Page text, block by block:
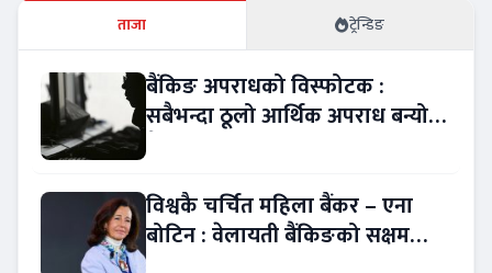
ताजा ट्रेन्डिङ
बैंकिङ अपराधको विस्फोटक :
सबैभन्दा ठूलो आर्थिक अपराध बन्यो
विश्वकै चर्चित महिला बैंकर – एना
बोटिन : वेलायती बैंकिङको सक्षम